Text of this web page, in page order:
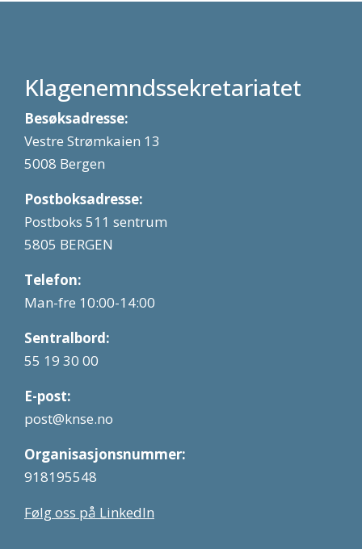
Klagenemndssekretariatet
Besøksadresse:
Vestre Strømkaien 13
5008 Bergen
Postboksadresse:
Postboks 511 sentrum
5805 BERGEN
Telefon:
Man-fre 10:00-14:00
Sentralbord:
55 19 30 00
E-post:
post@knse.no
Organisasjonsnummer:
918195548
Følg oss på LinkedIn